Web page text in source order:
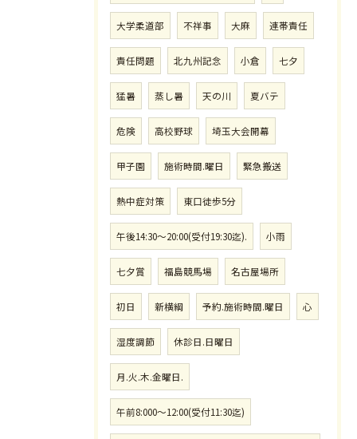
大学柔道部 不祥事 大麻 連帯責任
責任問題 北九州記念 小倉 七夕
猛暑 蒸し暑 天の川 夏バテ
危険 高校野球 埼玉大会開幕
甲子園 施術時間.曜日 緊急搬送
熱中症対策 東口徒歩5分
午後14:30〜20:00(受付19:30迄). 小雨
七夕賞 福島競馬場 名古屋場所
初日 新横綱 予約.施術時間.曜日 心
湿度調節 休診日.日曜日
月.火.木.金曜日.
午前8:000〜12:00(受付11:30迄)